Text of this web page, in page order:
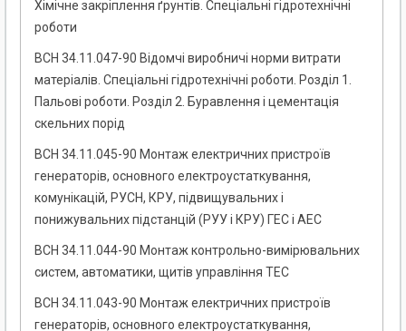
Хімічне закріплення ґрунтів. Спеціальні гідротехнічні
роботи
ВСН 34.11.047-90 Відомчі виробничі норми витрати
матеріалів. Спеціальні гідротехнічні роботи. Розділ 1.
Пальові роботи. Розділ 2. Буравлення і цементація
скельних порід
ВСН 34.11.045-90 Монтаж електричних пристроїв
генераторів, основного електроустаткування,
комунікацій, РУСН, КРУ, підвищувальних і
понижувальних підстанцій (РУУ і КРУ) ГЕС і АЕС
ВСН 34.11.044-90 Монтаж контрольно-вимірювальних
систем, автоматики, щитів управління ТЕС
ВСН 34.11.043-90 Монтаж електричних пристроїв
генераторів, основного електроустаткування,